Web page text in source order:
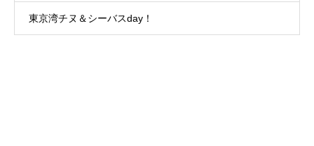
東京湾チヌ＆シーバスday！